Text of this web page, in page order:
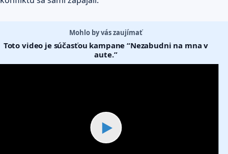
Mohlo by vás zaujímať
Toto video je súčasťou kampane “Nezabudni na mna v
aute.”
▶